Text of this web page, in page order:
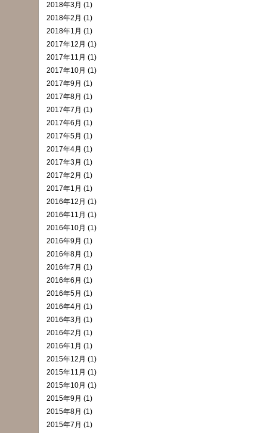
2018年3月 (1)
2018年2月 (1)
2018年1月 (1)
2017年12月 (1)
2017年11月 (1)
2017年10月 (1)
2017年9月 (1)
2017年8月 (1)
2017年7月 (1)
2017年6月 (1)
2017年5月 (1)
2017年4月 (1)
2017年3月 (1)
2017年2月 (1)
2017年1月 (1)
2016年12月 (1)
2016年11月 (1)
2016年10月 (1)
2016年9月 (1)
2016年8月 (1)
2016年7月 (1)
2016年6月 (1)
2016年5月 (1)
2016年4月 (1)
2016年3月 (1)
2016年2月 (1)
2016年1月 (1)
2015年12月 (1)
2015年11月 (1)
2015年10月 (1)
2015年9月 (1)
2015年8月 (1)
2015年7月 (1)